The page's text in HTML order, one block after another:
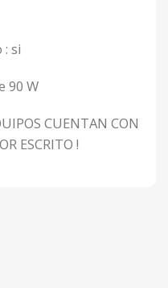
si
90 W
CUENTAN CON
ESCRITO !